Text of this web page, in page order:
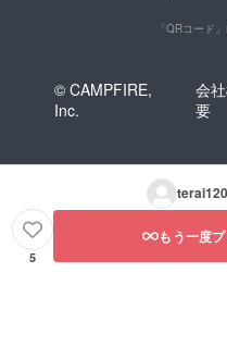
「QRコード
© CAMPFIRE,
Inc.
会
要
5
もう一度